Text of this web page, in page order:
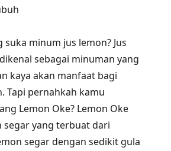
suka minum jus lemon? Jus
sebagai minuman yang
kaya akan manfaat bagi
Tapi pernahkah kamu
Lemon Oke? Lemon Oke
segar yang terbuat dari
segar dengan sedikit gula